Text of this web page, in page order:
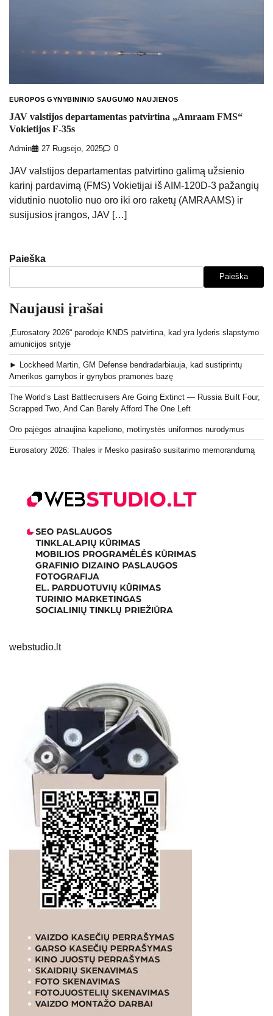
EUROPOS GYNYBININIO SAUGUMO NAUJIENOS
JAV valstijos departamentas patvirtina „Amraam FMS“
Vokietijos F-35s
Admin 27 Rugsėjo, 2025 0
JAV valstijos departamentas patvirtino galimą užsienio
karinį pardavimą (FMS) Vokietijai iš AIM-120D-3 pažangių
vidutinio nuotolio nuo oro iki oro raketų (AMRAAMS) ir
susijusios įrangos, JAV […]
Paieška
Paieška
Naujausi įrašai
„Eurosatory 2026“ parodoje KNDS patvirtina, kad yra lyderis slapstymo
amunicijos srityje
► Lockheed Martin, GM Defense bendradarbiauja, kad sustiprintų
Amerikos gamybos ir gynybos pramonės bazę
The World’s Last Battlecruisers Are Going Extinct — Russia Built Four,
Scrapped Two, And Can Barely Afford The One Left
Oro pajėgos atnaujina kapeliono, motinystės uniformos nurodymus
Eurosatory 2026: Thales ir Mesko pasirašo susitarimo memorandumą
webstudio.lt